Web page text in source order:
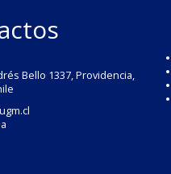
Bello 1337, Providencia,